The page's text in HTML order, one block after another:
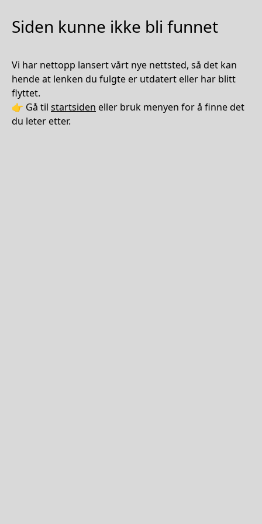
Siden kunne ikke bli funnet
Vi har nettopp lansert vårt nye nettsted, så det kan
hende at lenken du fulgte er utdatert eller har blitt
flyttet.
👉 Gå til startsiden eller bruk menyen for å finne det
du leter etter.